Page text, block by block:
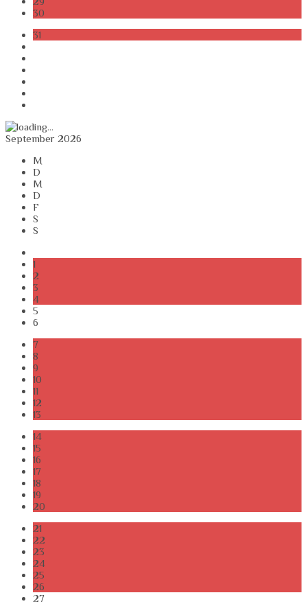
30
31
September 2026
M
D
M
D
F
S
S
1
2
3
4
5
6
7
8
9
10
11
12
13
14
15
16
17
18
19
20
21
22
23
24
25
26
27